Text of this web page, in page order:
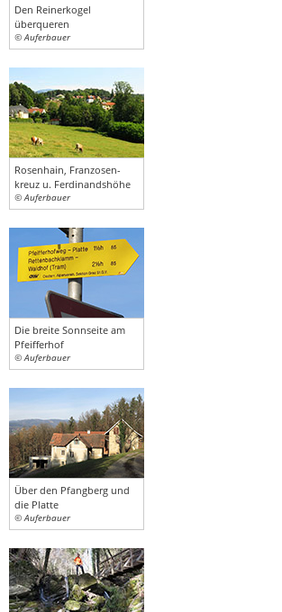
Den Reinerkogel
überqueren
© Auferbauer
Rosenhain, Franzosen-
kreuz u. Ferdinandshöhe
© Auferbauer
Die breite Sonnseite am
Pfeifferhof
© Auferbauer
Über den Pfangberg und
die Platte
© Auferbauer